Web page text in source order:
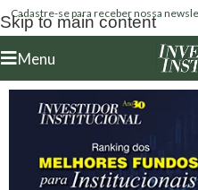
Skip to main content
Cadastre-se para receber nossa
Menu